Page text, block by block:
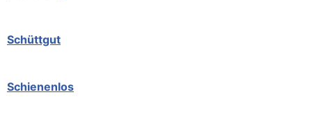
Schüttgut
Schienenlos